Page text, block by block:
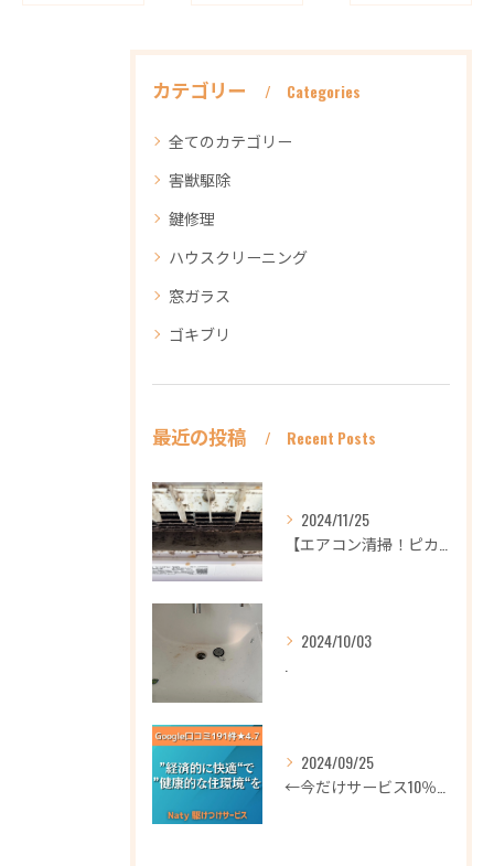
カテゴリー Categories
全てのカテゴリー
害獣駆除
鍵修理
ハウスクリーニング
窓ガラス
ゴキブリ
最近の投稿 Recent Posts
2024/11/25
2024/10/03
2024/09/25